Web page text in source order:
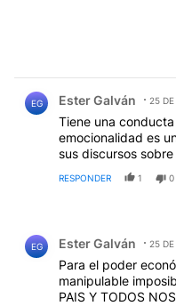
EG Ester Galván 25
Tiene una
emocionalidad es
sus discursos
RESPONDER 1 0
EG Ester Galván 25
Para el poder
manipulable
PAIS Y TODOS